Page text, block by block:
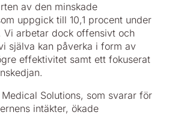
av den minskade
uppgick till 10,1 procent under
Vi arbetar dock offensivt och
själva kan påverka i form av
effektivitet samt ett fokuserat
Solutions, som svarar för
intäkter, ökade